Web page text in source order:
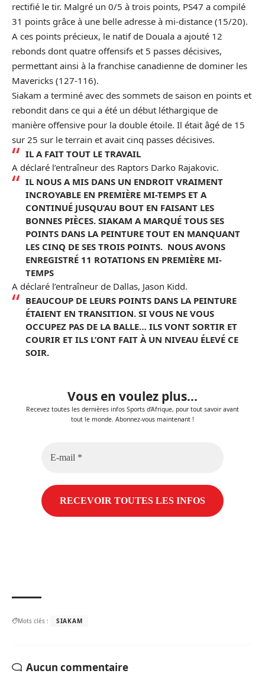
rectifié le tir. Malgré un 0/5 à trois points, PS47 a compilé
31 points grâce à une belle adresse à mi-distance (15/20).
A ces points précieux, le natif de Douala a ajouté 12
rebonds dont quatre offensifs et 5 passes décisives,
permettant ainsi à la franchise canadienne de dominer les
Mavericks (127-116).
Siakam a terminé avec des sommets de saison en points et
rebondit dans ce qui a été un début léthargique de
manière offensive pour la double étoile. Il était âgé de 15
sur 25 sur le terrain et avait cinq passes décisives.
IL A FAIT TOUT LE TRAVAIL
A déclaré l’entraîneur des Raptors Darko Rajakovic.
IL NOUS A MIS DANS UN ENDROIT VRAIMENT
INCROYABLE EN PREMIÈRE MI-TEMPS ET A
CONTINUÉ JUSQU’AU BOUT EN FAISANT LES
BONNES PIÈCES. SIAKAM A MARQUÉ TOUS SES
POINTS DANS LA PEINTURE TOUT EN MANQUANT
LES CINQ DE SES TROIS POINTS. NOUS AVONS
ENREGISTRÉ 11 ROTATIONS EN PREMIÈRE MI-
TEMPS
A déclaré l’entraîneur de Dallas, Jason Kidd.
BEAUCOUP DE LEURS POINTS DANS LA PEINTURE
ÉTAIENT EN TRANSITION. SI VOUS NE VOUS
OCCUPEZ PAS DE LA BALLE… ILS VONT SORTIR ET
COURIR ET ILS L’ONT FAIT À UN NIVEAU ÉLEVÉ CE
SOIR.
Vous en voulez plus...
Recevez toutes les dernières infos Sports d'Afrique, pour tout savoir avant
tout le monde. Abonnez-vous maintenant !
Mots clés : SIAKAM
Aucun commentaire